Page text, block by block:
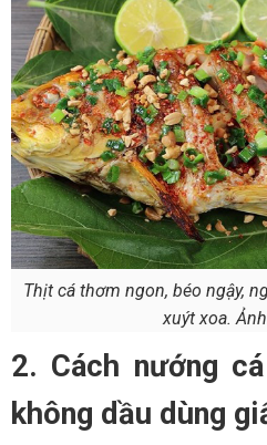
Thịt cá thơm ngon, béo ngậy,
xuýt xoa.
2. Cách nướng
không dầu dùng